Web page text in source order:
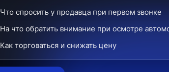
Что спросить у продавца при первом звонке
На что обратить внимание при осмотре
Как торговаться и снижать цену